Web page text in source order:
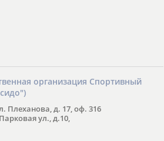
организация Спортивный
Плеханова, д. 17, оф. 316
ул., д.10,